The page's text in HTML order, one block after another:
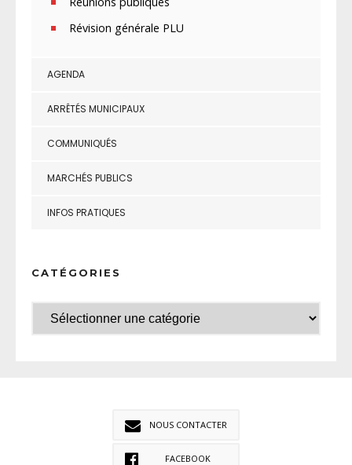
Révision générale PLU
AGENDA
ARRÊTÉS MUNICIPAUX
COMMUNIQUÉS
MARCHÉS PUBLICS
INFOS PRATIQUES
CATÉGORIES
NOUS CONTACTER
FACEBOOK